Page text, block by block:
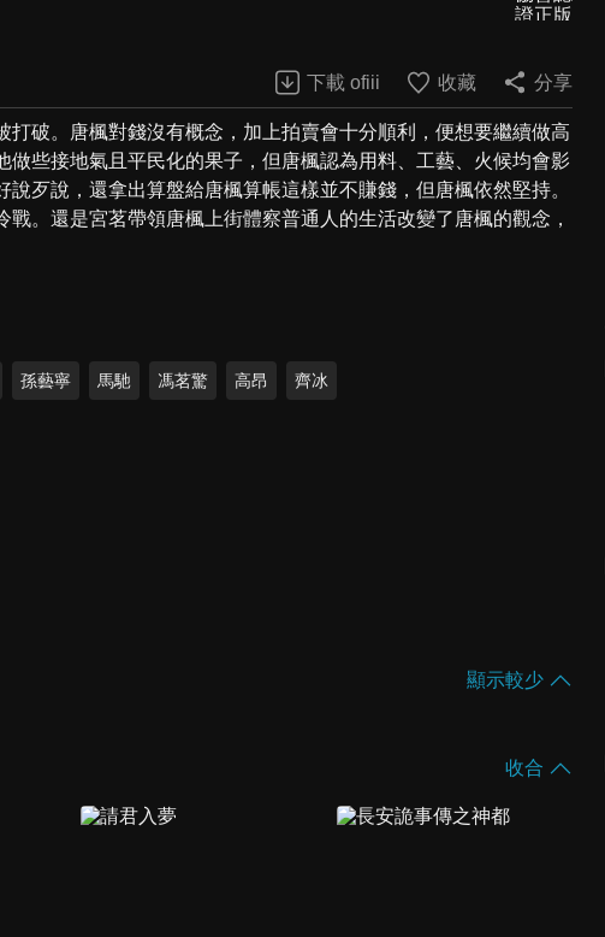
下載 ofiii 收藏 分享
破。唐楓對錢沒有概念，加上拍賣會十分順利，便想要繼續做高
些接地氣且平民化的果子，但唐楓認為用料、工藝、火候均會影
歹說，還拿出算盤給唐楓算帳這樣並不賺錢，但唐楓依然堅持。
。還是宮茗帶領唐楓上街體察普通人的生活改變了唐楓的觀念，
孫藝寧 馬馳 馮茗驚 高昂 齊冰
顯示較少
收合